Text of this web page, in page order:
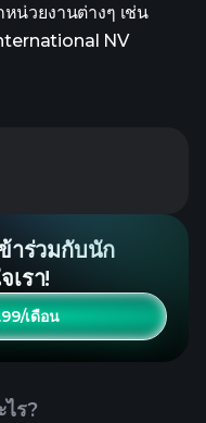
น่วยงานต่างๆ เช่น
NV
าร่วมกับนัก
เรา!
เดือน
ร?